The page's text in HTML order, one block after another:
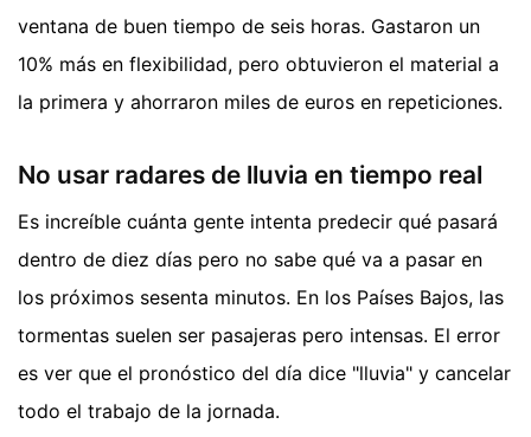
ventana de buen tiempo de seis horas. Gastaron un
10% más en flexibilidad, pero obtuvieron el material a
la primera y ahorraron miles de euros en repeticiones.
No usar radares de lluvia en tiempo real
Es increíble cuánta gente intenta predecir qué pasará
dentro de diez días pero no sabe qué va a pasar en
los próximos sesenta minutos. En los Países Bajos, las
tormentas suelen ser pasajeras pero intensas. El error
es ver que el pronóstico del día dice "lluvia" y cancelar
todo el trabajo de la jornada.